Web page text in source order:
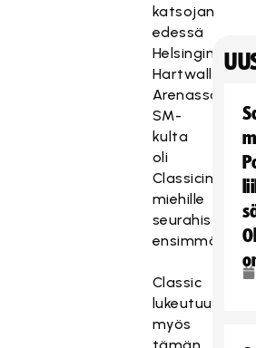
katsojan
edessä
Helsingin
Hartwall
Arenassa.
SM-
kulta
oli
Classicin
miehille
seurahistorian
ensimmäinen.
Classic
lukeutuu
myös